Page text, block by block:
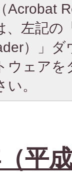
Acrobat
、左記の
）」
ウェア
。
平